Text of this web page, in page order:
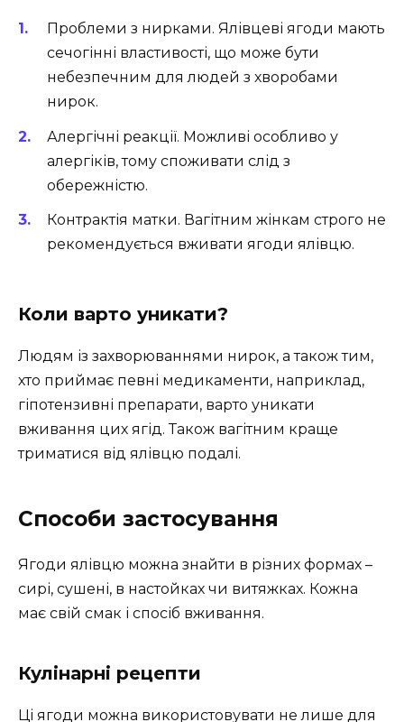
Проблеми з нирками. Ялівцеві ягоди мають
сечогінні властивості, що може бути
небезпечним для людей з хворобами
нирок.
Алергічні реакції. Можливі особливо у
алергіків, тому споживати слід з
обережністю.
Контрактія матки. Вагітним жінкам строго не
рекомендується вживати ягоди ялівцю.
Коли варто уникати?
Людям із захворюваннями нирок, а також тим,
хто приймає певні медикаменти, наприклад,
гіпотензивні препарати, варто уникати
вживання цих ягід. Також вагітним краще
триматися від ялівцю подалі.
Способи застосування
Ягоди ялівцю можна знайти в різних формах –
сирі, сушені, в настойках чи витяжках. Кожна
має свій смак і спосіб вживання.
Кулінарні рецепти
Ці ягоди можна використовувати не лише для